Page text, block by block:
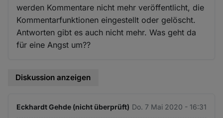
werden Kommentare nicht mehr veröffentlicht, die
Kommentarfunktionen eingestellt oder gelöscht.
Antworten gibt es auch nicht mehr. Was geht da
für eine Angst um??
Diskussion anzeigen
Eckhardt Gehde (nicht überprüft) Do. 7 Mai 2020 - 16:31